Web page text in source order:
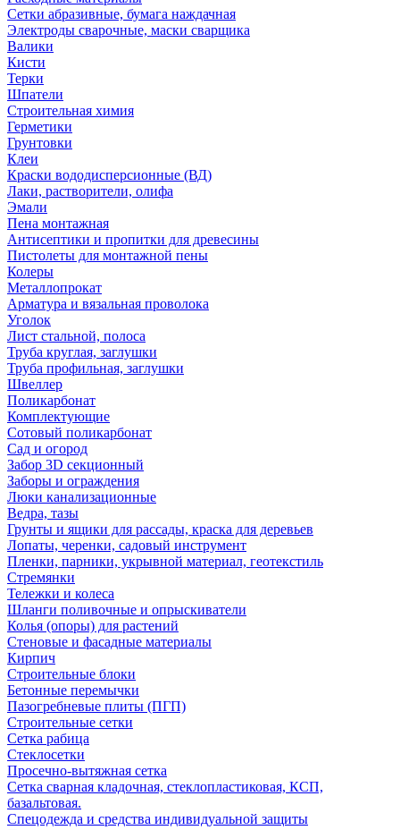
Сетки абразивные, бумага наждачная
Электроды сварочные, маски сварщика
Валики
Кисти
Терки
Шпатели
Строительная химия
Герметики
Грунтовки
Клеи
Краски вододисперсионные (ВД)
Лаки, растворители, олифа
Эмали
Пена монтажная
Антисептики и пропитки для древесины
Пистолеты для монтажной пены
Колеры
Металлопрокат
Арматура и вязальная проволока
Уголок
Лист стальной, полоса
Труба круглая, заглушки
Труба профильная, заглушки
Швеллер
Поликарбонат
Комплектующие
Сотовый поликарбонат
Сад и огород
Забор 3D секционный
Заборы и ограждения
Люки канализационные
Ведра, тазы
Грунты и ящики для рассады, краска для деревьев
Лопаты, черенки, садовый инструмент
Пленки, парники, укрывной материал, геотекстиль
Стремянки
Тележки и колеса
Шланги поливочные и опрыскиватели
Колья (опоры) для растений
Стеновые и фасадные материалы
Кирпич
Строительные блоки
Бетонные перемычки
Пазогребневые плиты (ПГП)
Строительные сетки
Сетка рабица
Стеклосетки
Просечно-вытяжная сетка
Сетка сварная кладочная, стеклопластиковая, КСП,
базальтовая.
Спецодежда и средства индивидуальной защиты